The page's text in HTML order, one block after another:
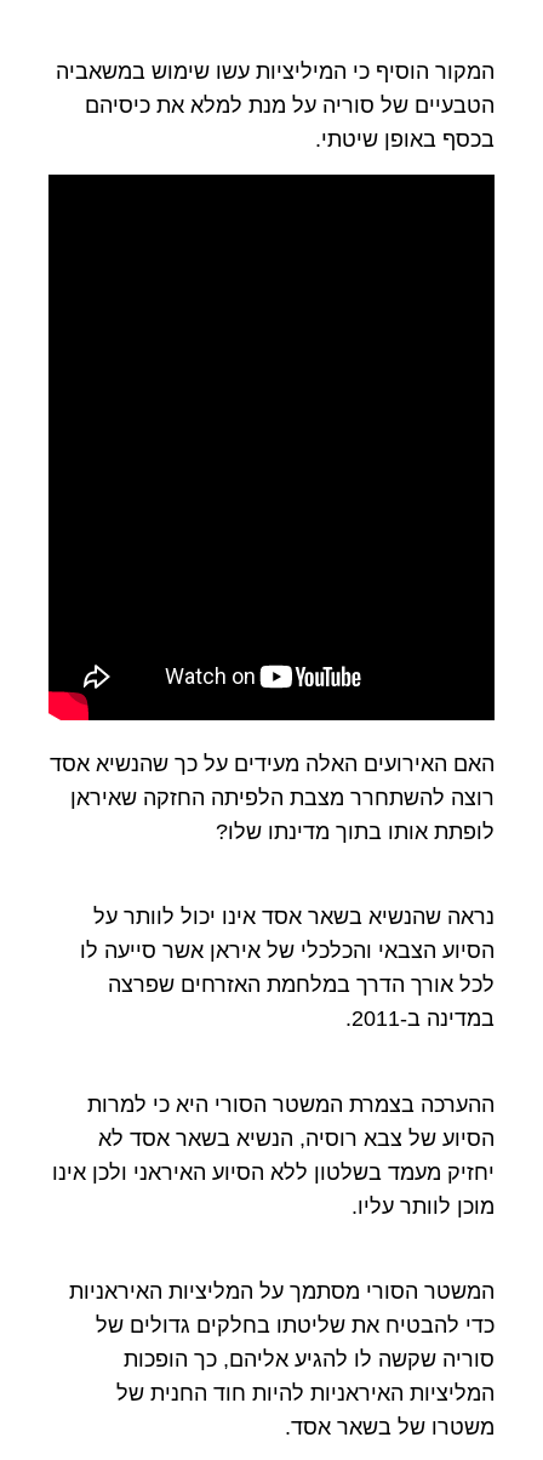
המקור הוסיף כי המיליציות עשו שימוש במשאביה
הטבעיים של סוריה על מנת למלא את כיסיהם
בכסף באופן שיטתי.
האם האירועים האלה מעידים על כך שהנשיא אסד
רוצה להשתחרר מצבת הלפיתה החזקה שאיראן
לופתת אותו בתוך מדינתו שלו?
נראה שהנשיא בשאר אסד אינו יכול לוותר על
הסיוע הצבאי והכלכלי של איראן אשר סייעה לו
לכל אורך הדרך במלחמת האזרחים שפרצה
במדינה ב-2011.
ההערכה בצמרת המשטר הסורי היא כי למרות
הסיוע של צבא רוסיה, הנשיא בשאר אסד לא
יחזיק מעמד בשלטון ללא הסיוע האיראני ולכן אינו
מוכן לוותר עליו.
המשטר הסורי מסתמך על המליציות האיראניות
כדי להבטיח את שליטתו בחלקים גדולים של
סוריה שקשה לו להגיע אליהם, כך הופכות
המליציות האיראניות להיות חוד החנית של
משטרו של בשאר אסד.